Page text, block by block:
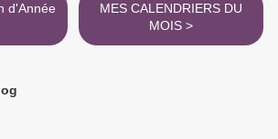
d'Année
MES CALENDRIERS DU
MOIS >